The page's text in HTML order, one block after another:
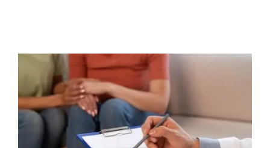
🧠 A Importância da
Avaliação Psicológica